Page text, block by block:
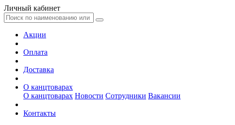
Личный кабинет
Акции
Оплата
Доставка
О канцтоварах
О канцтоварах Новости Сотрудники Вакансии
Контакты